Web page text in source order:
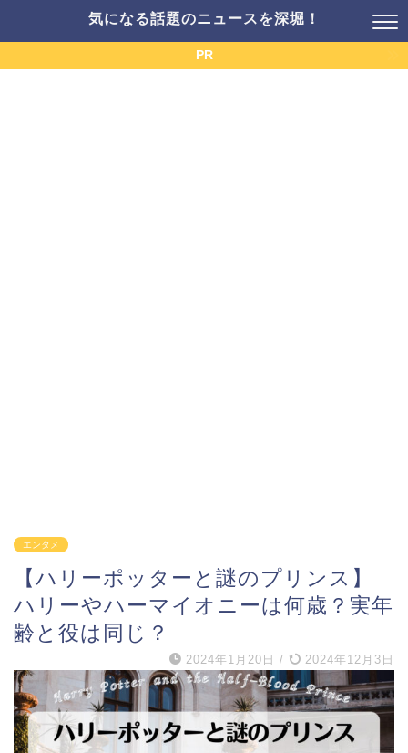
気になる話題のニュースを深堀！
PR
エンタメ
【ハリーポッターと謎のプリンス】
ハリーやハーマイオニーは何歳？実年
齢と役は同じ？
2024年1月20日 / 2024年12月3日